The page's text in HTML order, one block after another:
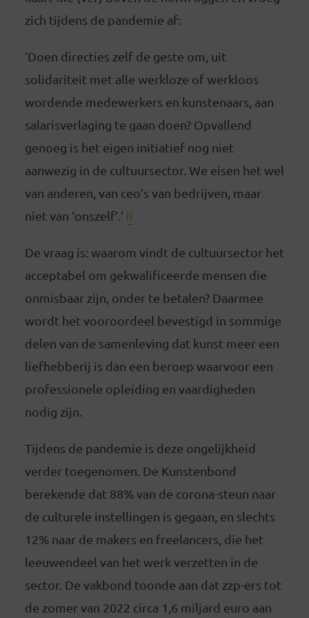
zich tijdens de pandemie af:
’Doen directies zelf de geste om, uit
solidariteit met alle werkloze of werkloos
wordende medewerkers en kunstenaars, aan
salarisverlaging te gaan doen? Opvallend
genoeg is het eigen initiatief nog niet
aanwezig in de cultuursector. We eisen het wel
van anderen, van ceo’s van bedrijven, maar
niet van ‘onszelf’.’ ii
De vraag is: waarom vindt de cultuursector het
acceptabel om gekwalificeerde mensen die
onmisbaar zijn, onder te betalen? Daarmee
wordt het vooroordeel bevestigd in sommige
delen van de samenleving dat kunst meer een
liefhebberij is dan een beroep waarvoor een
professionele opleiding en vaardigheden
nodig zijn.
Tijdens de pandemie is deze ongelijkheid
verder toegenomen. De Kunstenbond
berekende dat 88% van de corona-steun naar
de culturele instellingen is gegaan, en slechts
12% naar de makers en freelancers, die het
leeuwendeel van het werk verzetten in de
sector. De vakbond toonde aan dat zzp-ers tot
de zomer van 2022 circa 1,6 miljard euro aan